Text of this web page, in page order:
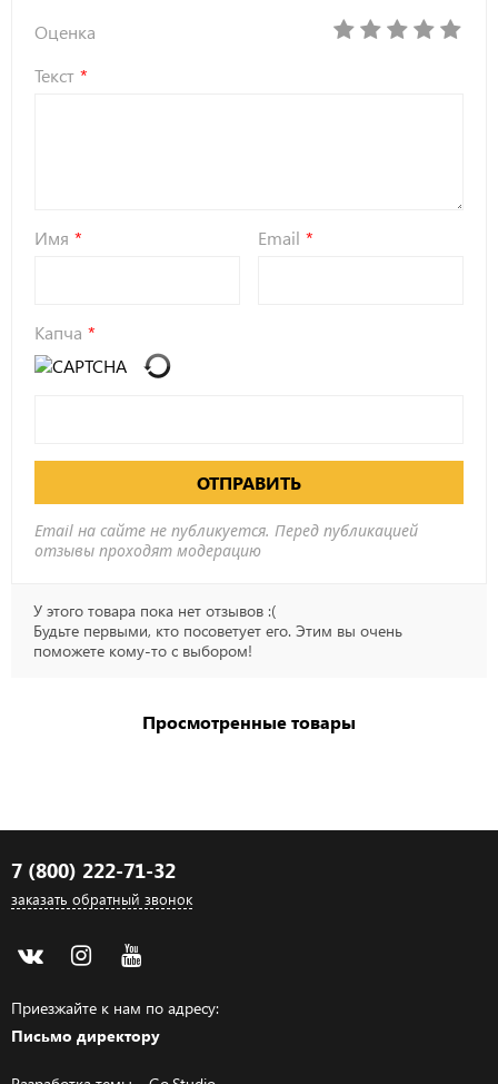
Оценка
Текст
Имя Email
Капча
ОТПРАВИТЬ
Email на сайте не публикуется. Перед публикацией
отзывы проходят модерацию
У этого товара пока нет отзывов :(
Будьте первыми, кто посоветует его. Этим вы очень
поможете кому-то с выбором!
Просмотренные товары
7 (800) 222-71-32
заказать обратный звонок
Приезжайте к нам по адресу:
Письмо директору